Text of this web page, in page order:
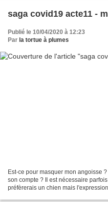
saga covid19 acte11 -
Publié le 10/04/2020 à 12:23
Par la tortue à plumes
Est-ce pour masquer mon angoisse
son compte ? Il est nécessaire
préfèrerais un chien mais